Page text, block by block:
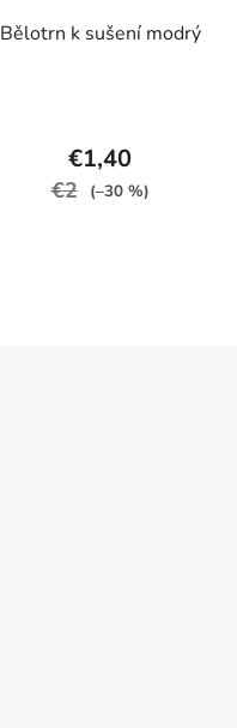
Bělotrn k sušení modrý
€1,40
€2 (–30 %)